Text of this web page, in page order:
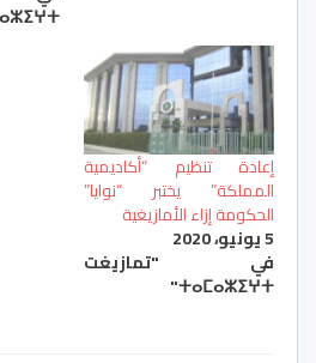
إعادة تنظيم “أكاديمية
المملكة” يختبر “نوايا”
الحكومة إزاء الأمازيغية
5 يونيو، 2020
في "تمازيغت
ⵜⴰⵎⴰⵣⵉⵖⵜ"